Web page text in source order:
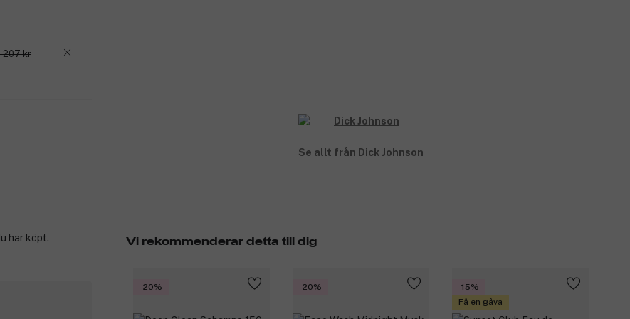
207 kr
Se allt från Dick Johnson
Vi rekommenderar detta till dig
-20% -20%
-15%
Få en gåva
har köpt.